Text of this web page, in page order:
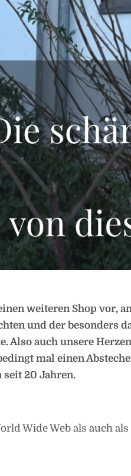
weiteren Shop vor,
und der besonders
Also auch unsere
mal einen
seit 20 Jahren.
Wide Web als auch